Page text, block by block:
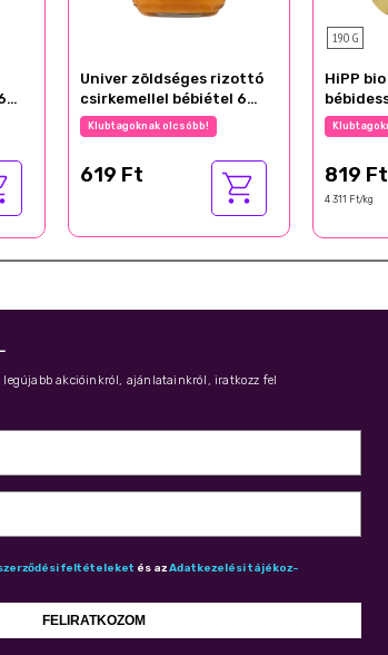
Univer zöldséges rizottó
csirkemellel bébiétel 6
hónapos kortól 163 g
Klubtagoknak olcsóbb!
619 Ft
190 G
HiPP
kortól
819 Ft
4 311 Ft/kg
legújabb akcióinkról, ajánlatainkról, iratkozz fel
fel­té­te­le­ket és azAdat­ke­ze­lé­si tá­jé­koz­
FELIRATKOZOM